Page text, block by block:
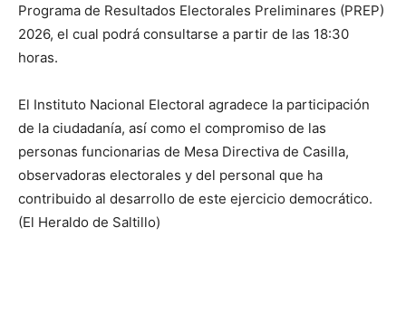
Programa de Resultados Electorales Preliminares (PREP)
2026, el cual podrá consultarse a partir de las 18:30
horas.
El Instituto Nacional Electoral agradece la participación
de la ciudadanía, así como el compromiso de las
personas funcionarias de Mesa Directiva de Casilla,
observadoras electorales y del personal que ha
contribuido al desarrollo de este ejercicio democrático.
(El Heraldo de Saltillo)